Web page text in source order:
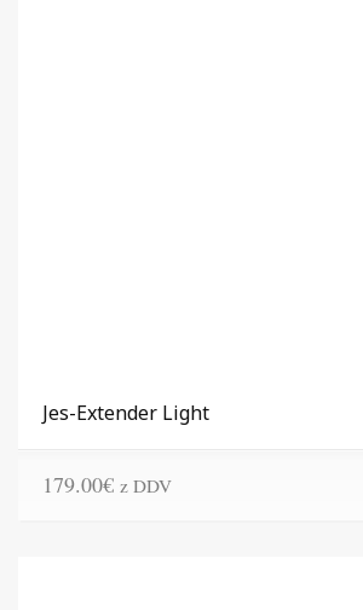
Jes-Extender Light
179.00€ z DDV